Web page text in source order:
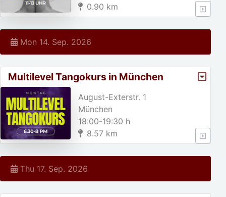
0.90 km
Mon 14. Sep. 2026
Multilevel Tangokurs in München
August-Exterstr. 1
München
18:00-19:30 h
8.57 km
Thu 17. Sep. 2026